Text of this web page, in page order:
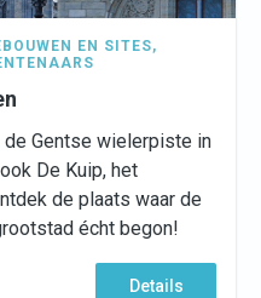
EN SITES,
de Gentse wielerpiste in
De Kuip, het
de plaats waar de
écht begon!
Details